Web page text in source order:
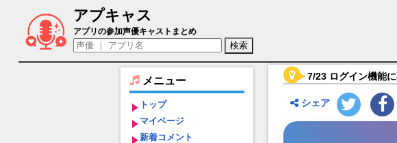
アプキャス
百貌のハサン（声優：阿部彬名)【Fate/Grand Order】キャ
アプリの参加声優キャストまとめ
メニュー
トップ
マイページ
新着コメント
7/23 ログイン機能
シェア